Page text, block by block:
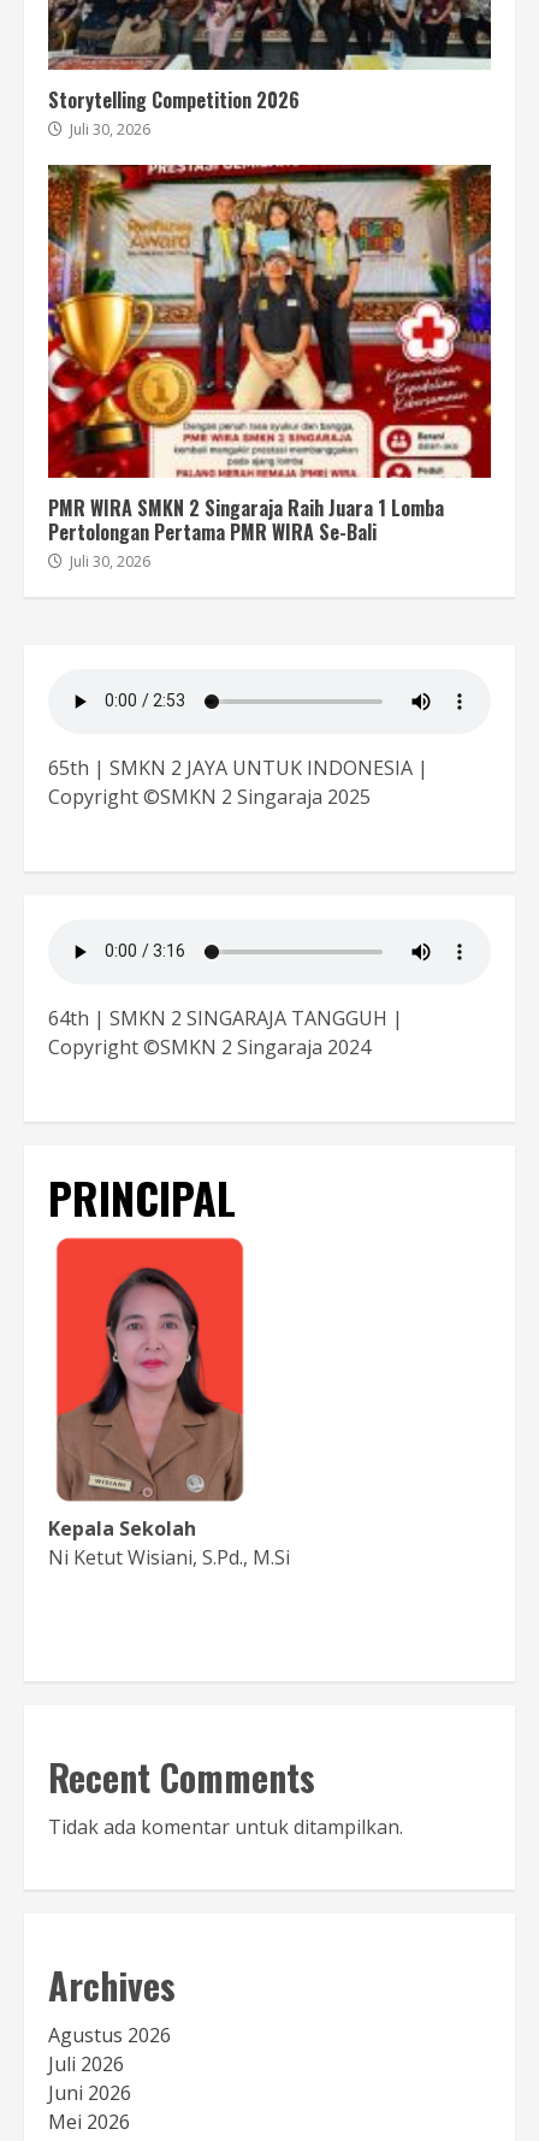
Storytelling Competition 2026
Juli 30, 2026
PMR WIRA SMKN 2 Singaraja Raih Juara 1 Lomba
Pertolongan Pertama PMR WIRA Se-Bali
Juli 30, 2026
65th | SMKN 2 JAYA UNTUK INDONESIA |
Copyright ©SMKN 2 Singaraja 2025
64th | SMKN 2 SINGARAJA TANGGUH |
Copyright ©SMKN 2 Singaraja 2024
PRINCIPAL
Kepala Sekolah
Ni Ketut Wisiani, S.Pd., M.Si
Recent Comments
Tidak ada komentar untuk ditampilkan.
Archives
Agustus 2026
Juli 2026
Juni 2026
Mei 2026